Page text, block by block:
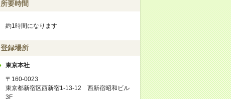
所要時間
約1時間になります
登録場所
東京本社
〒160-0023
東京都新宿区西新宿1-13-12 西新宿昭和ビル
3F